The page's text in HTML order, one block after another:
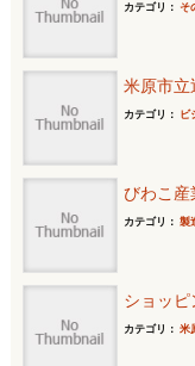
カテゴリ： そ
米原市立
カテゴリ： ビ
びわこ産
カテゴリ： 製
ショッピ
カテゴリ： 米